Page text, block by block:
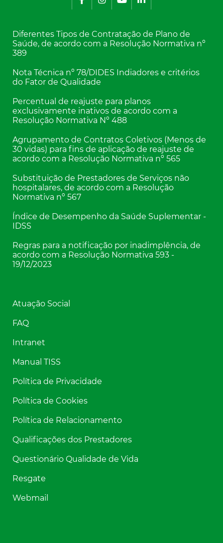
Diferentes Tipos de Contratação de Plano de
Saúde, de acordo com a Resolução Normativa nº
389
Nota Técnica nº 78/DIDES Indiadores e critérios
do Fator de Qualidade
Percentual de reajuste para planos
exclusivamente inativos de acordo com a
Resolução Normativa Nº 488
Agrupamento de Contratos Coletivos (Menos de
30 vidas) para fins de aplicação de reajuste de
acordo com a Resolução Normativa nº 565
Substituição de Prestadores de Serviços não
hospitalares, de acordo com a Resolução
Normativa nº 567
Índice de Desempenho da Saúde Suplementar -
IDSS
Regras para a notificação por inadimplência, de
acordo com a Resolução Normativa 593 -
19/12/2023
Atuação Social
FAQ
Intranet
Manual TISS
Política de Privacidade
Política de Cookies
Política de Relacionamento
Qualificações dos Prestadores
Questionário Qualidade de Vida
Resgate
Webmail